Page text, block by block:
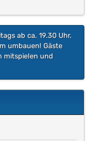
ab ca. 19.30 Uhr.
umbauen! Gäste
mitspielen und